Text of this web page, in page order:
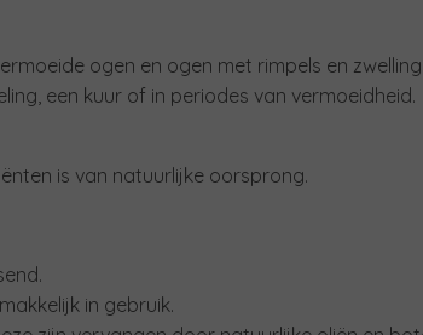
ogen en ogen met rimpels en
een kuur of in periodes van vermoeidheid.
is van natuurlijke oorsprong.
in gebruik.